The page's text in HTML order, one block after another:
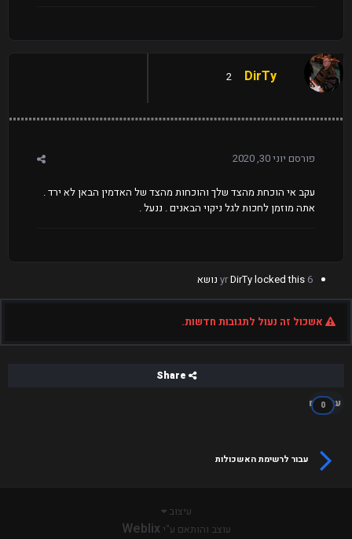
DirTy
2
פורסם יוני 30, 2020
עקב אי הוכחת מהצד שלך והוכחות מהצד של האדמין הבאן לא ירד .
אתה מוזמן לחכות לגל ניקוי הבאנים . ננעל .
6 yr
DirTylocked this נושא
אשכול זה נעול לתגובות חדשות.
עוקבים
0
עבור לרשימת האשכולות
עיצוב
עוצב והותאם ע"יWeblix